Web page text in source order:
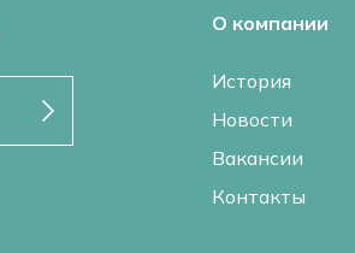
О компании
История
Новости
Вакансии
Контакты